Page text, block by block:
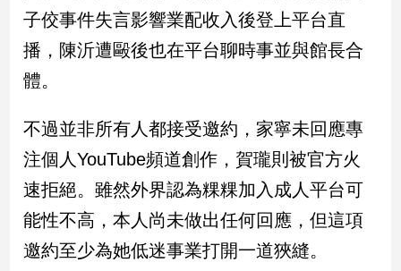
流
時
尚
星
生
活
建
子佼事件失言影響業配收入後登上平台直
播，陳沂遭毆後也在平台聊時事並與館長合
體。
不過並非所有人都接受邀約，家寧未回應專
注個人YouTube頻道創作，賀瓏則被官方火
速拒絕。雖然外界認為粿粿加入成人平台可
能性不高，本人尚未做出任何回應，但這項
邀約至少為她低迷事業打開一道狹縫。